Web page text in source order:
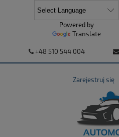
+48 510 544 004
Zarejestruj się
Powered by
Translate